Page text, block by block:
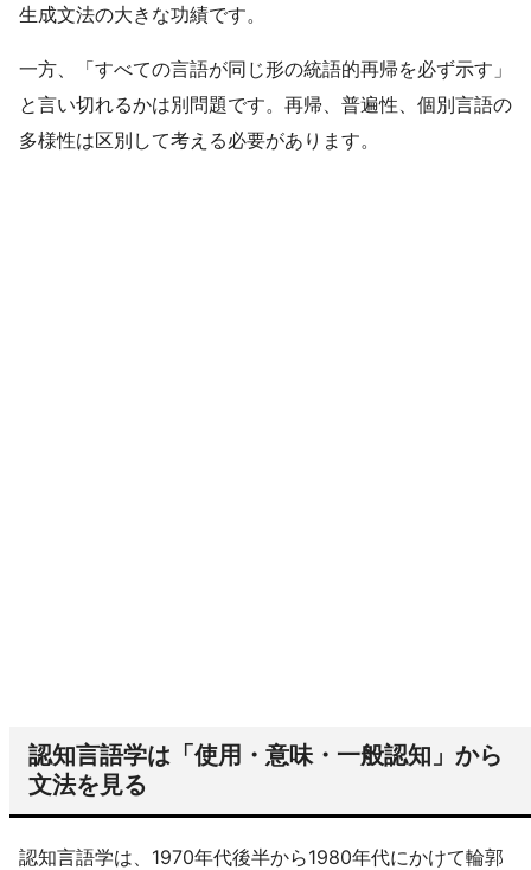
生成文法の大きな功績です。
一方、「すべての言語が同じ形の統語的再帰を必ず示す」
と言い切れるかは別問題です。再帰、普遍性、個別言語の
多様性は区別して考える必要があります。
認知言語学は「使用・意味・一般認知」から
文法を見る
認知言語学は、1970年代後半から1980年代にかけて輪郭